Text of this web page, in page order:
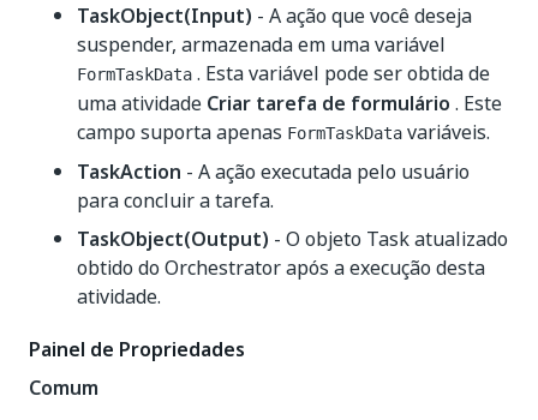
TaskObject(Input) - A ação que você deseja
suspender, armazenada em uma variável
FormTaskData . Esta variável pode ser obtida de
uma atividade Criar tarefa de formulário . Este
campo suporta apenas FormTaskData variáveis.
TaskAction - A ação executada pelo usuário
para concluir a tarefa.
TaskObject(Output) - O objeto Task atualizado
obtido do Orchestrator após a execução desta
atividade.
Painel de Propriedades
Comum